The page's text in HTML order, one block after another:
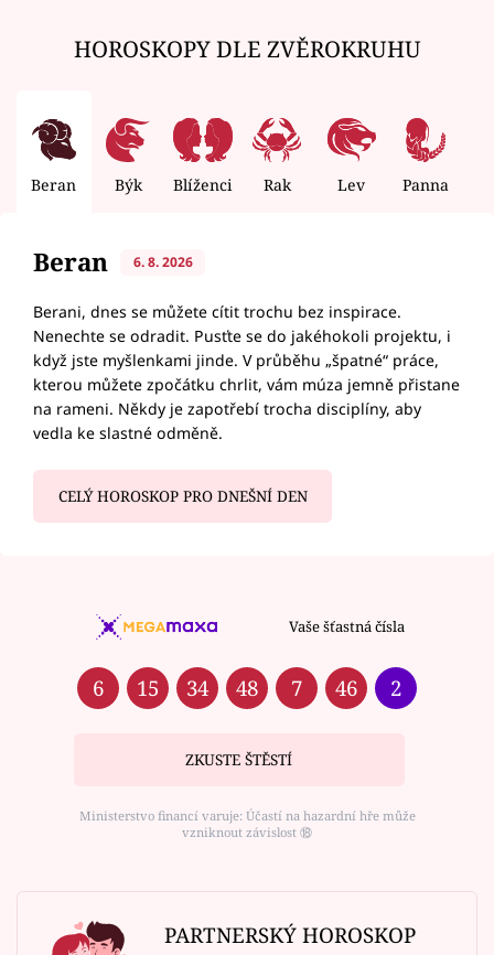
HOROSKOPY DLE ZVĚROKRUHU
Beran Býk Blíženci Rak Lev Panna
Beran 6. 8. 2026
Berani, dnes se můžete cítit trochu bez inspirace.
Nenechte se odradit. Pusťte se do jakéhokoli projektu, i
když jste myšlenkami jinde. V průběhu „špatné“ práce,
kterou můžete zpočátku chrlit, vám múza jemně přistane
na rameni. Někdy je zapotřebí trocha disciplíny, aby
vedla ke slastné odměně.
CELÝ HOROSKOP PRO DNEŠNÍ DEN
Vaše šťastná čísla
6 15 34 48 7 46 2
ZKUSTE ŠTĚSTÍ
Ministerstvo financí varuje: Účastí na hazardní hře může
vzniknout závislost ⑱
PARTNERSKÝ HOROSKOP